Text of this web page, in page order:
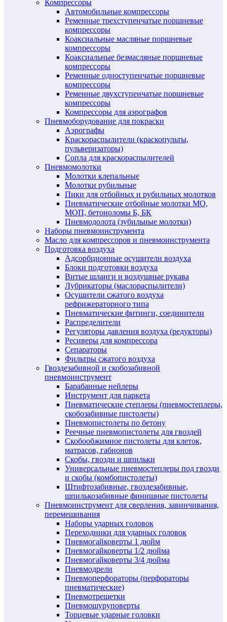
Компрессоры
Автомобильные компрессоры
Ременные трехступенчатые поршневые
компрессоры
Коаксиальные масляные поршневые
компрессоры
Коаксиальные безмасляные поршневые
компрессоры
Ременные одноступенчатые поршневые
компрессоры
Ременные двухступенчатые поршневые
компрессоры
Компрессоры для аэрографов
Пневмоборудование для покраски
Аэрографы
Краскораспылители (краскопульты,
пульверизаторы)
Сопла для краскораспылителей
Пневмомолотки
Молотки клепальные
Молотки рубильные
Пики для отбойных и рубильных молотков
Пневматические отбойные молотки МО,
МОП, бетоноломы Б, БК
Пневмодолота (зубильные молотки)
Наборы пневмоинструмента
Масло для компрессоров и пневмоинструмента
Подготовка воздуха
Адсорбционные осушители воздуха
Блоки подготовки воздуха
Витые шланги и воздушные рукава
Лубрикаторы (маслораспылители)
Осушители сжатого воздуха
рефрижераторного типа
Пневматические фитинги, соединители
Распределители
Регуляторы давления воздуха (редукторы)
Ресиверы для компрессора
Сепараторы
Фильтры сжатого воздуха
Гвоздезабивной и скобозабивной
пневмоинструмент
Барабанные нейлеры
Инструмент для паркета
Пневматические степлеры (пневмостеплеры,
скобозабивные пистолеты)
Пневмопистолеты по бетону
Реечные пневмопистолеты для гвоздей
Скобообжимное пистолеты для клеток,
матрасов, габионов
Скобы, гвозди и шпильки
Универсальные пневмостеплеры под гвозди
и скобы (комбопистолеты)
Штифтозабивные, гвоздезабивные,
шпилькозабивные финишные пистолеты
Пневмоинструмент для сверления, завинчивания,
перемешивания
Наборы ударных головок
Переходники для ударных головок
Пневмогайковерты 1 дюйм
Пневмогайковерты 1/2 дюйма
Пневмогайковерты 3/4 дюйма
Пневмодрели
Пневмоперфораторы (перфораторы
пневматические)
Пневмотрещетки
Пневмошуруповерты
Торцевые ударные головки